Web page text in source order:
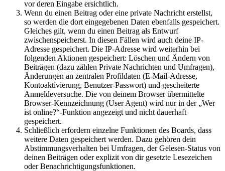
vor deren Eingabe ersichtlich.
Wenn du einen Beitrag oder eine private Nachricht erstellst,
so werden die dort eingegebenen Daten ebenfalls gespeichert.
Gleiches gilt, wenn du einen Beitrag als Entwurf
zwischenspeicherst. In diesen Fällen wird auch deine IP-
Adresse gespeichert. Die IP-Adresse wird weiterhin bei
folgenden Aktionen gespeichert: Löschen und Ändern von
Beiträgen (dazu zählen Private Nachrichten und Umfragen),
Änderungen an zentralen Profildaten (E-Mail-Adresse,
Kontoaktivierung, Benutzer-Passwort) und gescheiterte
Anmeldeversuche. Die von deinem Browser übermittelte
Browser-Kennzeichnung (User Agent) wird nur in der „Wer
ist online?“-Funktion angezeigt und nicht dauerhaft
gespeichert.
Schließlich erfordern einzelne Funktionen des Boards, dass
weitere Daten gespeichert werden. Dazu gehören dein
Abstimmungsverhalten bei Umfragen, der Gelesen-Status von
deinen Beiträgen oder explizit von dir gesetzte Lesezeichen
oder Benachrichtigungsfunktionen.